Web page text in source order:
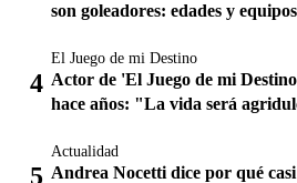
son goleadores: edades y equipos
El Juego de mi Destino
Actor de 'El Juego de mi
hace años: "La vida será
Actualidad
Andrea Nocetti dice por qué